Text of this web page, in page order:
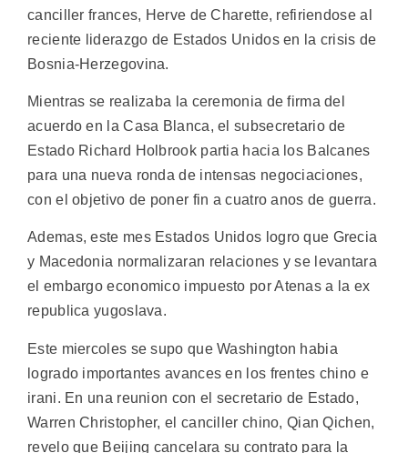
canciller frances, Herve de Charette, refiriendose al
reciente liderazgo de Estados Unidos en la crisis de
Bosnia-Herzegovina.
Mientras se realizaba la ceremonia de firma del
acuerdo en la Casa Blanca, el subsecretario de
Estado Richard Holbrook partia hacia los Balcanes
para una nueva ronda de intensas negociaciones,
con el objetivo de poner fin a cuatro anos de guerra.
Ademas, este mes Estados Unidos logro que Grecia
y Macedonia normalizaran relaciones y se levantara
el embargo economico impuesto por Atenas a la ex
republica yugoslava.
Este miercoles se supo que Washington habia
logrado importantes avances en los frentes chino e
irani. En una reunion con el secretario de Estado,
Warren Christopher, el canciller chino, Qian Qichen,
revelo que Beijing cancelara su contrato para la